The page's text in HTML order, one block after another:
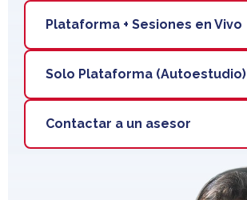
Plataforma + Sesiones en Vivo
Solo Plataforma (Autoestudio)
Contactar a un asesor